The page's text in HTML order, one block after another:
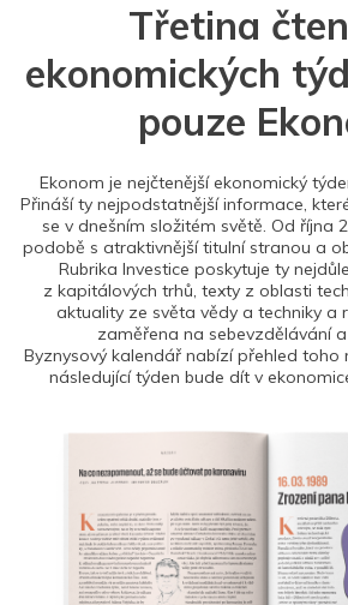
Třetina
ekonomických
pouze
Ekonom je nejčtenější ekonomický
Přináší ty nejpodstatnější informace,
se v dnešním složitém světě. Od října
podobě s atraktivnější titulní stranou a
Rubrika Investice poskytuje ty
z kapitálových trhů, texty z oblasti
aktuality ze světa vědy a techniky a
zaměřena na sebevzdělávání
Byznysový kalendář nabízí přehled toho
následující týden bude dít v